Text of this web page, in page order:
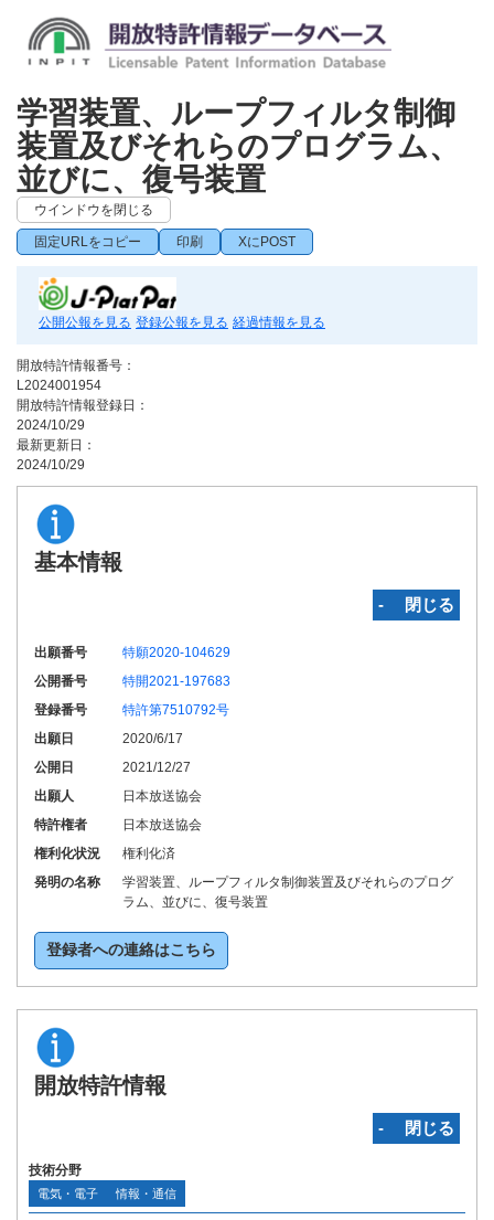
学習装置、ループフィルタ制御
装置及びそれらのプログラム、
並びに、復号装置
ウインドウを閉じる
固定URLをコピー 印刷 XにPOST
公開公報を見る 登録公報を見る 経過情報を見る
開放特許情報番号：
L2024001954
開放特許情報登録日：
2024/10/29
最新更新日：
2024/10/29
基本情報
‐ 閉じる
出願番号
特願2020-104629
公開番号
特開2021-197683
登録番号
特許第7510792号
出願日
2020/6/17
公開日
2021/12/27
出願人
日本放送協会
特許権者
日本放送協会
権利化状況
権利化済
発明の名称
学習装置、ループフィルタ制御装置及びそれらのプログ
ラム、並びに、復号装置
登録者への連絡はこちら
開放特許情報
‐ 閉じる
技術分野
電気・電子 情報・通信